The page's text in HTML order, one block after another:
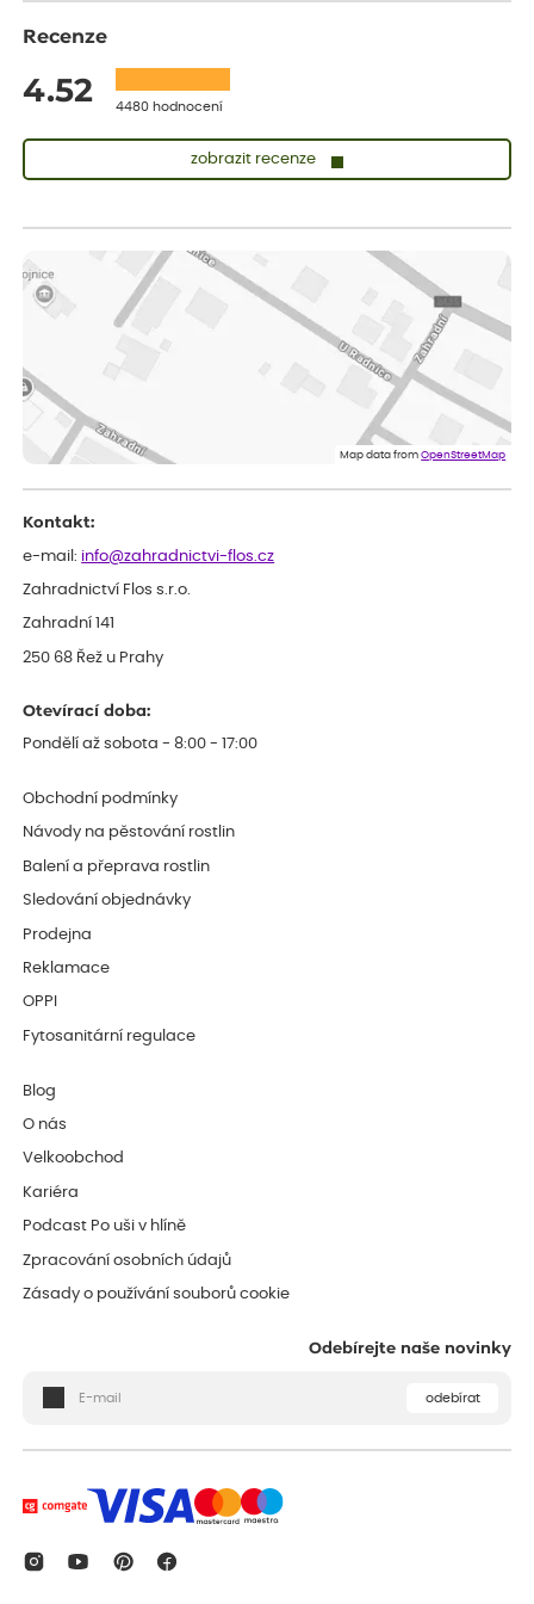
Recenze
4.52 4480 hodnocení
zobrazit recenze
Doporučuji. Naprostá spokojenost.
Marcela
ověřený nákup dnes
Jsem spokojená a budu vás doporučovat.
Vratislav
Spokojenost rostlina dorazila vpořádku
Map data fromOpenStreetMap
Kontakt:
e-mail: info@zahradnictvi-flos.cz
Zahradnictví Flos s.r.o.
Zahradní 141
250 68 Řež u Prahy
Otevírací doba:
Pondělí až sobota - 8:00 - 17:00
Obchodní podmínky
Návody na pěstování rostlin
Balení a přeprava rostlin
Sledování objednávky
Prodejna
Reklamace
OPPI
Fytosanitární regulace
Blog
O nás
Velkoobchod
Kariéra
Podcast Po uši v hlíně
Zpracování osobních údajů
Zásady o používání souborů cookie
Odebírejte naše novinky
odebírat